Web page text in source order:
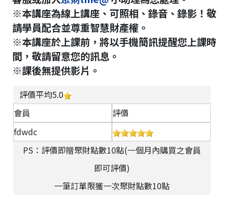
※本講座為線上講座、可照相、錄音、錄影！敬
請學員配合並尊重智慧財產權。
※本講座於上課前，將以手機簡訊提醒您上課時
間，敬請留意您的訊息。
※課後無提供影片。
評價平均5.0
會員
評價
fdwdc
PS：評價即贈聚財點數10點(一個月內購買之會員
即可評價)
一筆訂單限獲一次聚財點數10點